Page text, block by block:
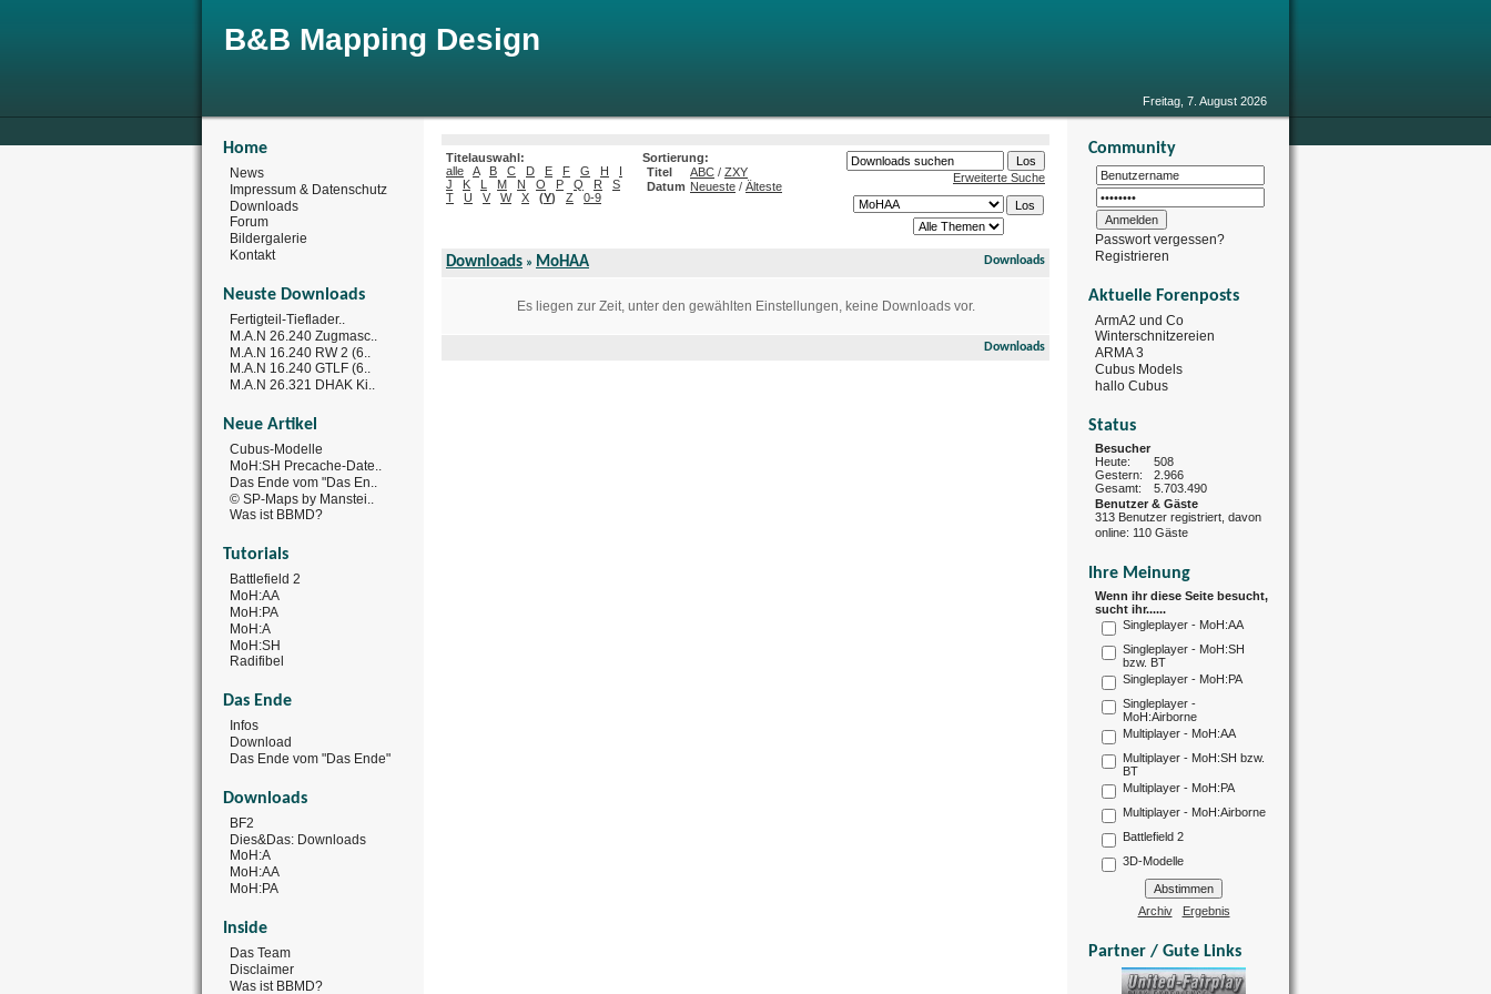
B&B Mapping Design
Freitag, 7. August 2026
Home
News
Impressum & Datenschutz
Downloads
Forum
Bildergalerie
Kontakt
Neuste Downloads
Fertigteil-Tieflader..
M.A.N 26.240 Zugmasc..
M.A.N 16.240 RW 2 (6..
M.A.N 16.240 GTLF (6..
M.A.N 26.321 DHAK Ki..
Neue Artikel
Cubus-Modelle
MoH:SH Precache-Date..
Das Ende vom "Das En..
© SP-Maps by Manstei..
Was ist BBMD?
Tutorials
Battlefield 2
MoH:AA
MoH:PA
MoH:A
MoH:SH
Radifibel
Das Ende
Infos
Download
Das Ende vom "Das Ende"
Downloads
BF2
Dies&Das: Downloads
MoH:A
MoH:AA
MoH:PA
Inside
Das Team
Disclaimer
Was ist BBMD?
Titelauswahl:
alle
A B C D E F G H
I
J
K L M N O P Q R
S
T
U V W X (Y) Z 0-9
Sortierung:
Titel
ABC / ZXY
Datum Neueste / Älteste
Erweiterte Suche
Downloads » MoHAA Downloads
Es liegen zur Zeit, unter den gewählten Einstellungen, keine Downloads vor.
Downloads
Community
Passwort vergessen?
Registrieren
Aktuelle Forenposts
ArmA2 und Co
Winterschnitzereien
ARMA 3
Cubus Models
hallo Cubus
Status
Besucher
Heute:
508
Gestern:
2.966
Gesamt:
5.703.490
Benutzer & Gäste
313 Benutzer registriert, davon
online: 110 Gäste
Ihre Meinung
Wenn ihr diese Seite besucht,
sucht ihr......
Singleplayer - MoH:AA
Singleplayer - MoH:SH
bzw. BT
Singleplayer - MoH:PA
Singleplayer -
MoH:Airborne
Multiplayer - MoH:AA
Multiplayer - MoH:SH bzw.
BT
Multiplayer - MoH:PA
Multiplayer - MoH:Airborne
Battlefield 2
3D-Modelle
Archiv Ergebnis
Partner / Gute Links